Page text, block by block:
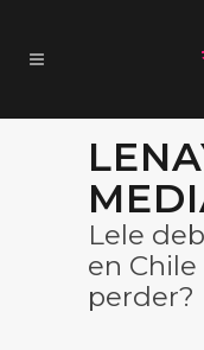
Lele
en Chile
perder?